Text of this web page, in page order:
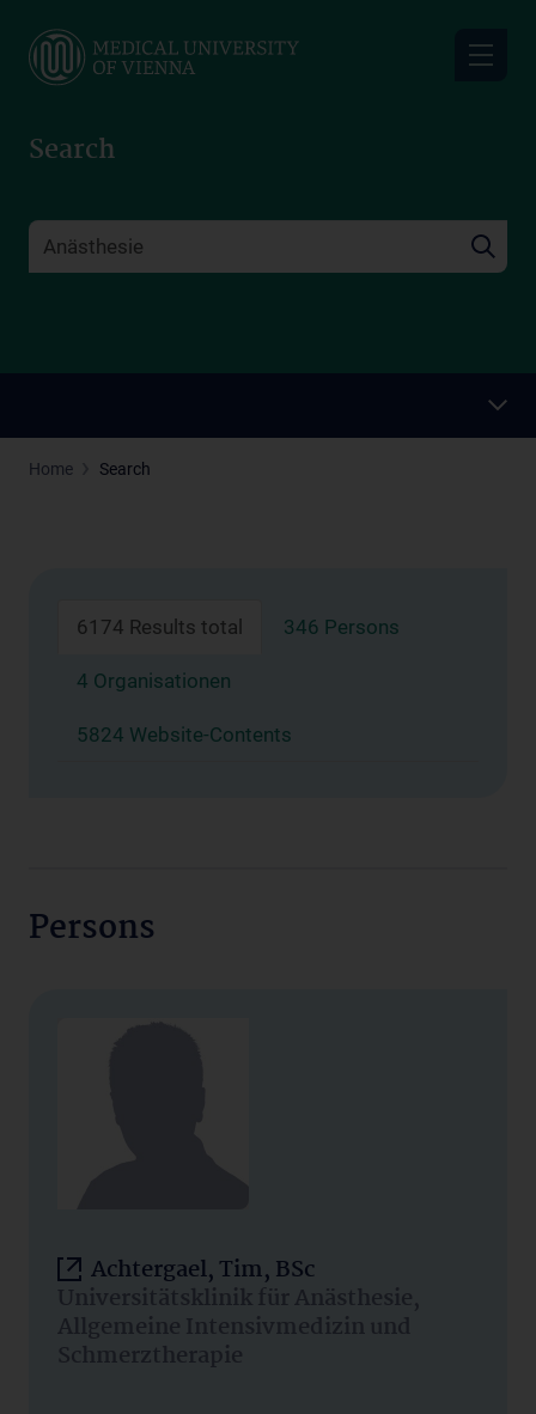
main
Search
Home Search
6174 Results total 346 Persons
4 Organisationen
5824 Website-Contents
Persons
Achtergael, Tim, BSc
Universitätsklinik für Anästhesie,
Allgemeine Intensivmedizin und
Schmerztherapie